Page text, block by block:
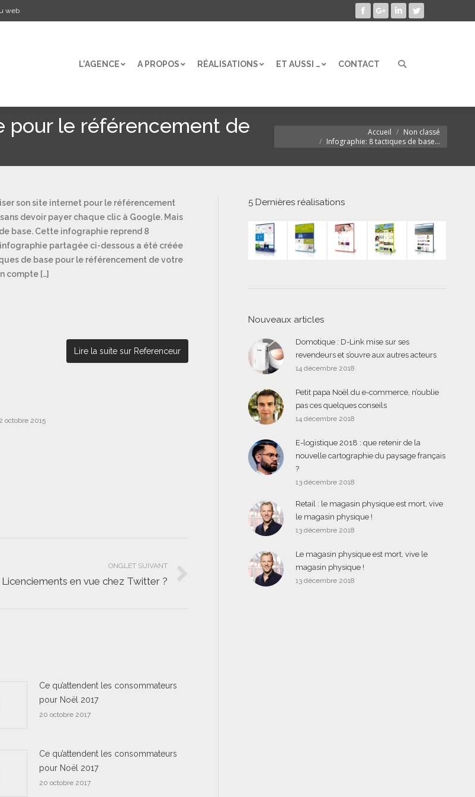
web
Facebook
Google+LinkedInTwitter
L’AGENCE A PROPOS RÉALISATIONS ET AUSSI … CONTACT Search:
pour le référencement de
Accueil
Non classé
Infographie: 8 tactiques de base…
son site internet pour le référencement
devoir payer chaque clic à Google. Mais
base. Cette infographie reprend 8
partagée ci-dessous a été créée
de base pour le référencement de votre
compte […]
Lire la suite sur Referenceur
octobre 2015
ONGLET SUIVANT
Licenciements en vue chez Twitter ?
Ce qu’attendent les consommateurs
pour Noël 2017
20 octobre 2017
Ce qu’attendent les consommateurs
pour Noël 2017
20 octobre 2017
5 Dernières réalisations
Nouveaux articles
Domotique : D-Link mise sur ses
revendeurs et s’ouvre aux autres acteurs
14 décembre 2018
Petit papa Noël du e-commerce, n’oublie
pas ces quelques conseils
14 décembre 2018
E-logistique 2018 : que retenir de la
nouvelle cartographie du paysage français
?
13 décembre 2018
Retail : le magasin physique est mort, vive
le magasin physique !
13 décembre 2018
Le magasin physique est mort, vive le
magasin physique !
13 décembre 2018